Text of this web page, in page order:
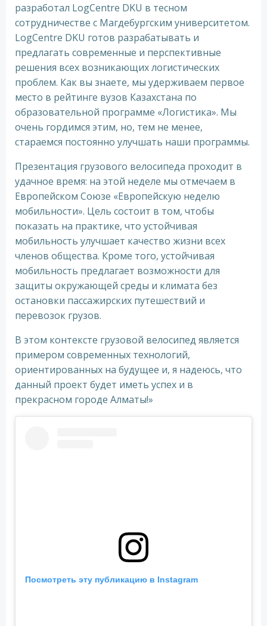
разработал LogCentre DKU в тесном
сотрудничестве с Магдебургским университетом.
LogCentre DKU готов разрабатывать и
предлагать современные и перспективные
решения всех возникающих логистических
проблем. Как вы знаете, мы удерживаем первое
место в рейтинге вузов Казахстана по
образовательной программе «Логистика». Мы
очень гордимся этим, но, тем не менее,
стараемся постоянно улучшать наши программы.
Презентация грузового велосипеда проходит в
удачное время: на этой неделе мы отмечаем в
Европейском Союзе «Европейскую неделю
мобильности». Цель состоит в том, чтобы
показать на практике, что устойчивая
мобильность улучшает качество жизни всех
членов общества. Кроме того, устойчивая
мобильность предлагает возможности для
защиты окружающей среды и климата без
остановки пассажирских путешествий и
перевозок грузов.
В этом контексте грузовой велосипед является
примером современных технологий,
ориентированных на будущее и, я надеюсь, что
данный проект будет иметь успех и в
прекрасном городе Алматы!»
Посмотреть эту публикацию в Instagram